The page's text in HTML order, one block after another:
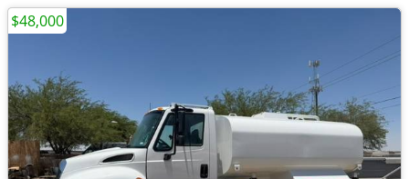
$48,000